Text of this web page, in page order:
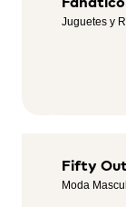
Servicios,
Juguetes y
Festina
Outlet
Fifty
Moda